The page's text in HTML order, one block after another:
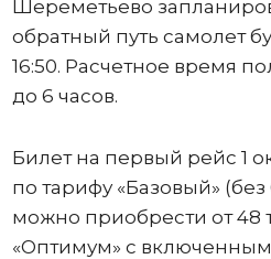
Шереметьево
обратный путь самолет
16:50. Расчетное время
до 6 часов.
Билет на первый рейс 1
по тарифу «Базовый»
можно приобрести от 48
«Оптимум» с